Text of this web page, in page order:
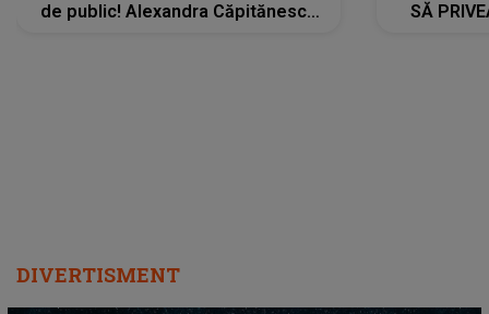
de public! Alexandra Căpitănescu
SĂ
DIVERTISMENT